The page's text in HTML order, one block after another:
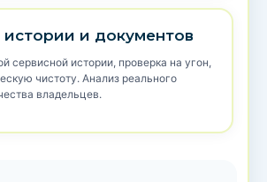
истории и документов
сервисной истории, проверка на угон,
чистоту. Анализ реального
владельцев.